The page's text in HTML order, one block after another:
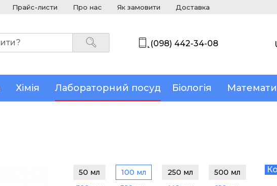
Прайс-листи Про нас Як замовити Доставка
(098) 442-34-08
Хімія Лабораторний посуд Біологія
50 мл 100 мл 250 мл 500 мл